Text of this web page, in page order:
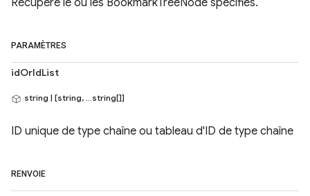
Récupère le ou les BookmarkTreeNode spécifiés.
PARAMÈTRES
idOrIdList
string | [string, ...string[]]
ID unique de type chaîne ou tableau d'ID de type chaîne
RENVOIE